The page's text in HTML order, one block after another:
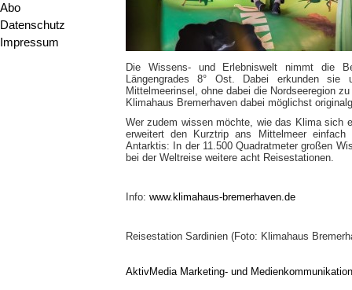
Abo
Datenschutz
Impressum
Die Wissens- und Erlebniswelt nimmt die
Längengrades 8° Ost. Dabei erkunden
Mittelmeerinsel, ohne dabei die Nordseeregion
Klimahaus Bremerhaven dabei möglichst
Wer zudem wissen möchte, wie das Klima sich
erweitert den Kurztrip ans Mittelmeer
Antarktis: In der 11.500 Quadratmeter großen
bei der Weltreise weitere acht Reisestationen.
Info: www.klimahaus-bremerhaven.de
Reisestation Sardinien (Foto: Klimahaus
AktivMedia Marketing- und